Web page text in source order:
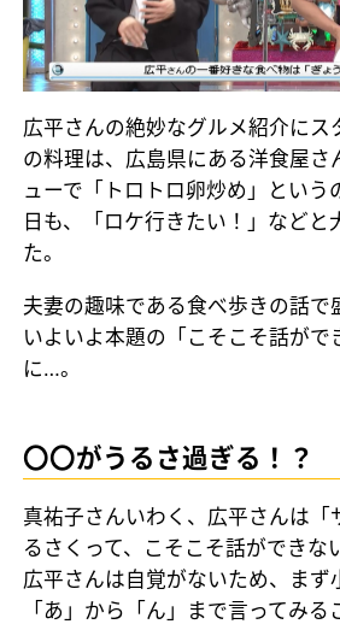
広平さんの絶妙なグルメ紹介にス
の料理は、広島県にある洋食屋さ
ューで「トロトロ卵炒め」という
日も、「ロケ行きたい！」などと
た。
夫妻の趣味である食べ歩きの話で
いよいよ本題の「こそこそ話がで
に…。
〇〇がうるさ過ぎる！？
真祐子さんいわく、広平さんは「
るさくって、こそこそ話ができな
広平さんは自覚がないため、まず
「あ」から「ん」まで言ってみる